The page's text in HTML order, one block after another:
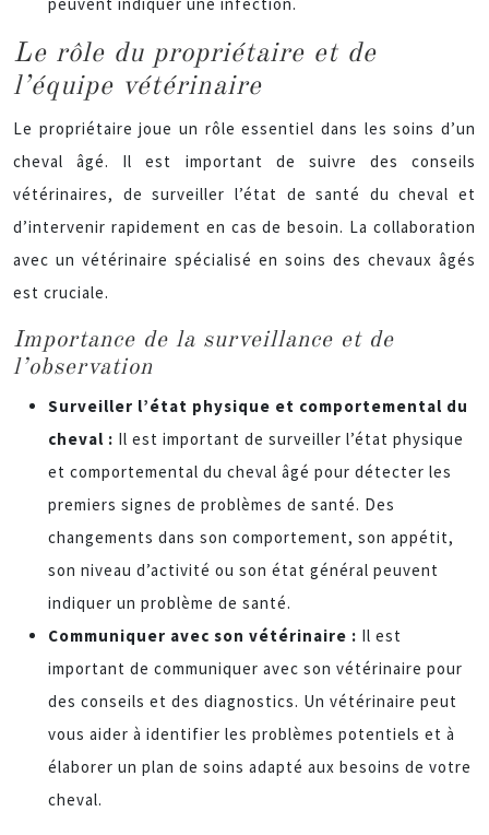
Le rôle du propriétaire et de
l’équipe vétérinaire
Le propriétaire joue un rôle essentiel dans les soins d’un
cheval âgé. Il est important de suivre des conseils
vétérinaires, de surveiller l’état de santé du cheval et
d’intervenir rapidement en cas de besoin. La collaboration
avec un vétérinaire spécialisé en soins des chevaux âgés
est cruciale.
Importance de la surveillance et de
l’observation
Surveiller l’état physique et comportemental du
cheval : Il est important de surveiller l’état physique
et comportemental du cheval âgé pour détecter les
premiers signes de problèmes de santé. Des
changements dans son comportement, son appétit,
son niveau d’activité ou son état général peuvent
indiquer un problème de santé.
Communiquer avec son vétérinaire : Il est
important de communiquer avec son vétérinaire pour
des conseils et des diagnostics. Un vétérinaire peut
vous aider à identifier les problèmes potentiels et à
élaborer un plan de soins adapté aux besoins de votre
cheval.